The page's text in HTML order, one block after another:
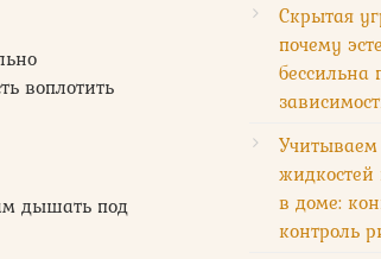
воплотить
дышать под
Скрытая
почему
бессильна
в доме:
контроль